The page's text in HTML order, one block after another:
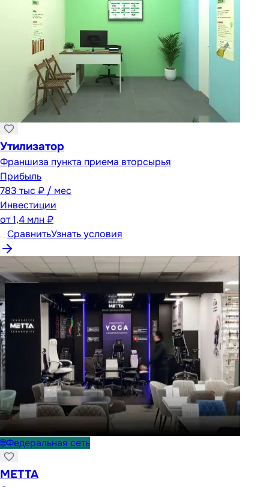
Утилизатор
Франшиза пункта приема вторсырья
Прибыль
783 тыс ₽ / мес
Инвестиции
от1,4 млн ₽
СравнитьУзнать условия
🌐Федеральная сеть
METTA